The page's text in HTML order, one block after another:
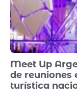
Meet Up
de reuniones
turística